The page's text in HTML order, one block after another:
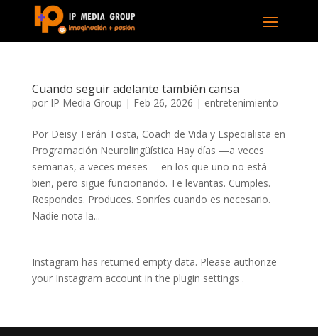
Cuando seguir adelante también cansa
por IP Media Group | Feb 26, 2026 | entretenimiento
Por Deisy Terán Tosta, Coach de Vida y Especialista en
Programación Neurolingüística Hay días —a veces
semanas, a veces meses— en los que uno no está
bien, pero sigue funcionando. Te levantas. Cumples.
Respondes. Produces. Sonríes cuando es necesario.
Nadie nota la...
Instagram has returned empty data. Please authorize
your Instagram account in the plugin settings .